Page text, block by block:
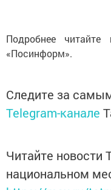
Подробнее
«Посинформ».
Следите за
Telegram-канале
Читайте новости
национальном